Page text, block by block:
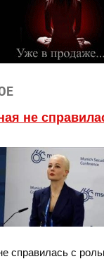
не
справилась с